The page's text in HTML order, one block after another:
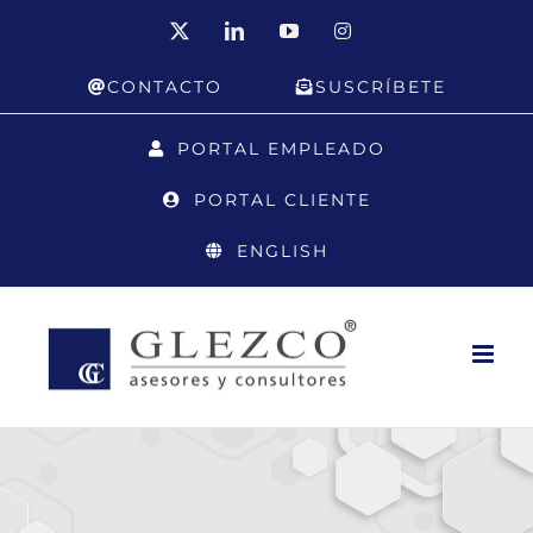
LinkedInYouTubeInstagram
CONTACTO SUSCRÍBETE
PORTAL EMPLEADO
PORTAL CLIENTE
ENGLISH